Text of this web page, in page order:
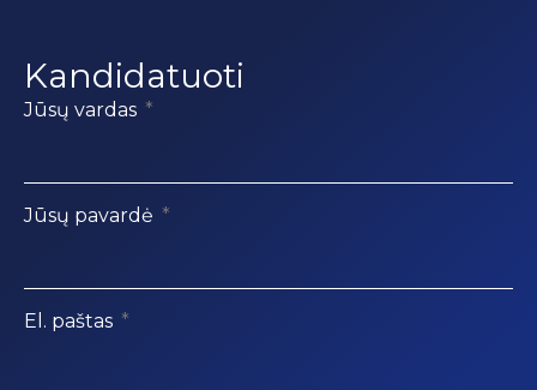
Kandidatuoti
Jūsų vardas
Jūsų pavardė
El. paštas